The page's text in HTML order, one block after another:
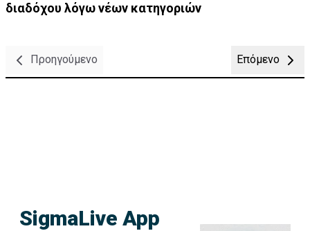
διαδόχου λόγω νέων κατηγοριών
Προηγούμενο Επόμενο
SigmaLive App